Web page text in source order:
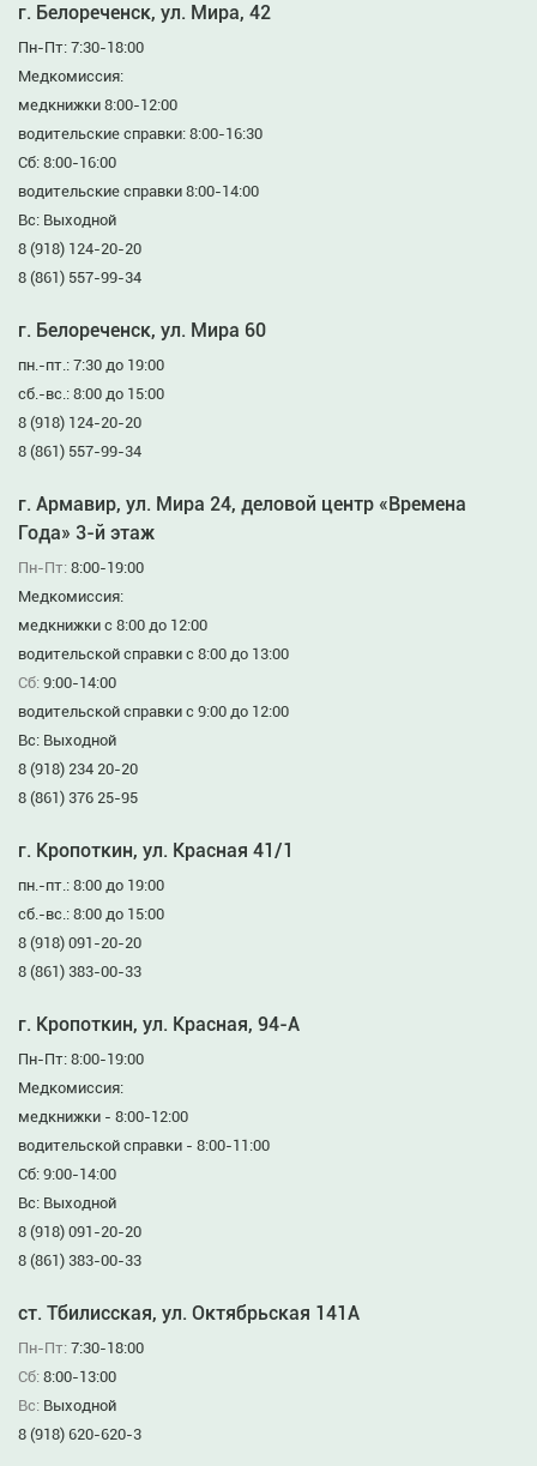
г. Белореченск, ул. Мира, 42
Пн-Пт: 7:30-18:00
Медкомиссия:
медкнижки 8:00-12:00
водительские справки: 8:00-16:30
Сб: 8:00-16:00
водительские справки 8:00-14:00
Вс: Выходной
8 (918) 124-20-20
8 (861) 557-99-34
г. Белореченск, ул. Мира 60
пн.-пт.: 7:30 до 19:00
сб.-вс.: 8:00 до 15:00
8 (918) 124-20-20
8 (861) 557-99-34
г. Армавир, ул. Мира 24, деловой центр «Времена
Года» 3-й этаж
Пн-Пт: 8:00-19:00
Медкомиссия:
медкнижки с 8:00 до 12:00
водительской справки с 8:00 до 13:00
Сб: 9:00-14:00
водительской справки с 9:00 до 12:00
Вс: Выходной
8 (918) 234 20-20
8 (861) 376 25-95
г. Кропоткин, ул. Красная 41/1
пн.-пт.: 8:00 до 19:00
сб.-вс.: 8:00 до 15:00
8 (918) 091-20-20
8 (861) 383-00-33
г. Кропоткин, ул. Красная, 94-А
Пн-Пт: 8:00-19:00
Медкомиссия:
медкнижки - 8:00-12:00
водительской справки - 8:00-11:00
Сб: 9:00-14:00
Вс: Выходной
8 (918) 091-20-20
8 (861) 383-00-33
ст. Тбилисская, ул. Октябрьская 141А
Пн-Пт: 7:30-18:00
Сб: 8:00-13:00
Вс: Выходной
8 (918) 620-620-3